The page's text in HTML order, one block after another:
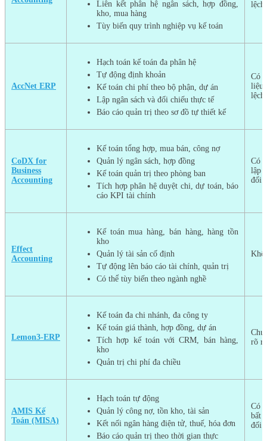
Liên kết phân hệ ngân sách, hợp đồng,
kho, mua hàng
Tùy biến quy trình nghiệp vụ kế toán
lệch)
AccNet ERP
Hạch toán kế toán đa phân hệ
Tự động định khoản
Kế toán chi phí theo bộ phận, dự án
Lập ngân sách và đối chiếu thực tế
Báo cáo quản trị theo sơ đồ tự thiết kế
Có
lệch)
CoDX for
Business
Accounting
Kế toán tổng hợp, mua bán, công nợ
Quản lý ngân sách, hợp đồng
Kế toán quản trị theo phòng ban
Tích hợp phân hệ duyệt chi, dự toán, báo
cáo KPI tài chính
Có
lập
đối
Effect
Accounting
Kế toán mua hàng, bán hàng, hàng tồn
kho
Quản lý tài sản cố định
Tự động lên báo cáo tài chính, quản trị
Có thể tùy biến theo ngành nghề
Lemon3‑ERP
Kế toán đa chi nhánh, đa công ty
Kế toán giá thành, hợp đồng, dự án
Tích hợp kế toán với CRM, bán hàng,
kho
Quản trị chi phí đa chiều
rõ
AMIS Kế
Toán (MISA)
Hạch toán tự động
Quản lý công nợ, tồn kho, tài sản
Kết nối ngân hàng điện tử, thuế, hóa đơn
Báo cáo quản trị theo thời gian thực
Có
bất
đối